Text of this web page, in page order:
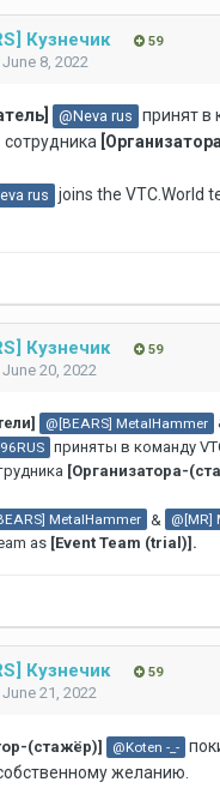
Кузнечик 59
June 8, 2022
@Neva rus принят в
сотрудника
rus joins the VTC.World
Кузнечик 59
June 20, 2022
@[BEARS] MetalHammer
приняты в команду
[Организатора-
MetalHammer & @[MR]
as [Event Team (trial)].
Кузнечик 59
June 21, 2022
(стажёр)] @Koten -_-
желанию.